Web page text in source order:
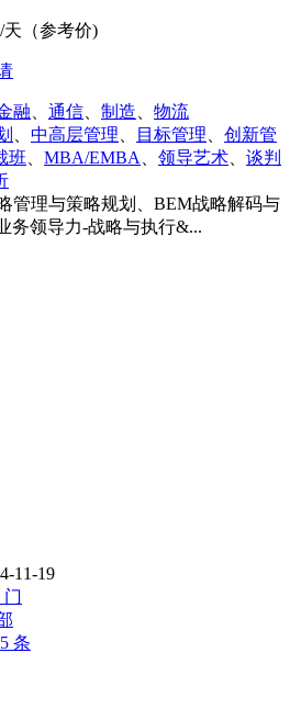
/天（参考价)
融 通信 制造
物流
中高层管理 目标管理
创新管
班 MBA/EMBA 领导艺术
谈判
管理与策略规划、BEM战略解码与
务领导力-战略与执行&...
11-19
门
条